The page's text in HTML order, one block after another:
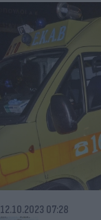
12.10.2023 07:28